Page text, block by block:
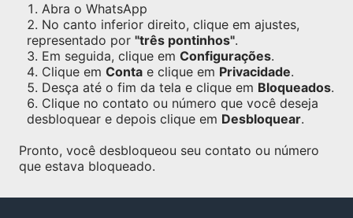
Abra o WhatsApp
No canto inferior direito, clique em ajustes,
representado por "três pontinhos".
Em seguida, clique em Configurações.
Clique em Conta e clique em Privacidade.
Desça até o fim da tela e clique em Bloqueados.
Clique no contato ou número que você deseja
desbloquear e depois clique em Desbloquear.
Pronto, você desbloqueou seu contato ou número
que estava bloqueado.